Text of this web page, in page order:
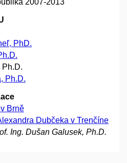
2007-2013
PhD.
Ph.D.
Ph.D.
Brně
Dubčeka v Trenčíne
Ing. Dušan Galusek, Ph.D.